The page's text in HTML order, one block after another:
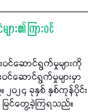
ား၏ ကြားဝင်
ဝင်ဆောင်ရွက်မှုများကို
ဆောင်ရွက်မှုများမှာ
၀၂၄ ခုနှစ် နှစ်ကုန်ပိုင်း
ြင်တွေ့ခဲ့ကြရသည်။